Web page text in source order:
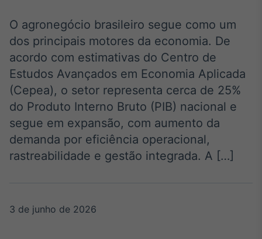
Broadcast
Político
Os bastidores da
política em tempo
real
Broadcast
O agronegócio brasileiro segue como um
dos principais motores da economia. De
acordo com estimativas do Centro de
Estudos Avançados em Economia Aplicada
(Cepea), o setor representa cerca de 25%
do Produto Interno Bruto (PIB) nacional e
segue em expansão, com aumento da
demanda por eficiência operacional,
rastreabilidade e gestão integrada. A […]
3 de junho de 2026